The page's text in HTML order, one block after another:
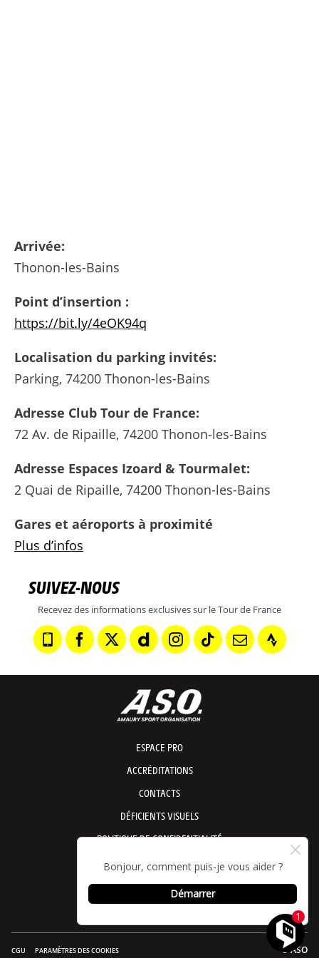
Arrivée:
Thonon-les-Bains
Point d’insertion :
https://bit.ly/4eOK94q
Localisation du parking invités:
Parking, 74200 Thonon-les-Bains
Adresse Club Tour de France:
72 Av. de Ripaille, 74200 Thonon-les-Bains
Adresse Espaces Izoard & Tourmalet:
2 Quai de Ripaille, 74200 Thonon-les-Bains
Gares et aéroports à proximité
Plus d’infos
SUIVEZ-NOUS
Recevez des informations exclusives sur le Tour de France
ESPACE PRO
ACCRÉDITATIONS
CONTACTS
DÉFICIENTS VISUELS
POLITIQUE DE CONFIDENTIALITÉ
POLITIQUE DE COOKIES
CHARTE DE CONFIDENTIALITÉ DU CLUB
EXERCICE DES DROITS
CGU PARAMÈTRES DES COOKIES © ASO